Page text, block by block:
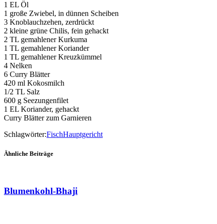
1 EL Öl
1 große Zwiebel, in dünnen Scheiben
3 Knoblauchzehen, zerdrückt
2 kleine grüne Chilis, fein gehackt
2 TL gemahlener Kurkuma
1 TL gemahlener Koriander
1 TL gemahlener Kreuzkümmel
4 Nelken
6 Curry Blätter
420 ml Kokosmilch
1/2 TL Salz
600 g Seezungenfilet
1 EL Koriander, gehackt
Curry Blätter zum Garnieren
Schlagwörter:FischHauptgericht
Ähnliche Beiträge
Blumenkohl-Bhaji